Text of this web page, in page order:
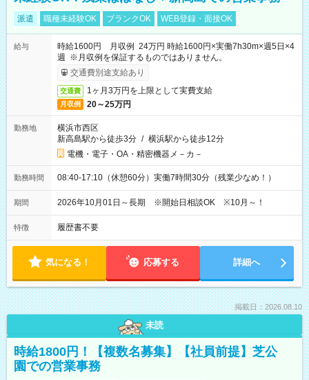
派遣 職種未経験OK ブランクOK WEB登録・面接OK
給与
時給1600円 月収例 24万円 時給1600円×実働7h30m×週5日×4
週 ※月収例を保証するものではありません。
交通費別途支給あり
交通費 1ヶ月3万円を上限として実費支給
月収例 20～25万円
勤務地
横浜市西区
新高島駅から徒歩3分 / 横浜駅から徒歩12分
電機・電子・OA・精密機器メ－カ－
勤務時間 08:40-17:10（休憩60分）実働7時間30分（残業少なめ！）
期間 2026年10月01日～長期 ※開始日相談OK ※10月～！
特徴 履歴書不要
気になる！ 応募する 詳細へ
掲載日：2026.08.10
未読
時給1800円！【複数名募集】【社員前提】芝公
園での営業事務